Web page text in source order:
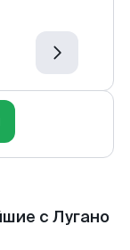
с Лугано